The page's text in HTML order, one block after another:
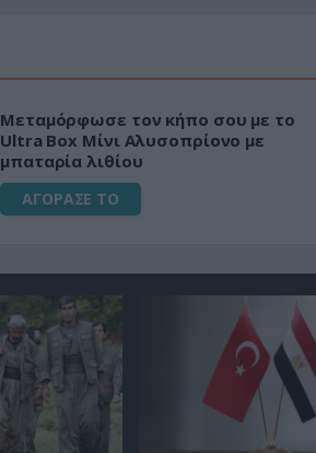
Μεταμόρφωσε τον κήπο σου με το
Ultra Box Μίνι Αλυσοπρίονο με
μπαταρία λιθίου
ΑΓΟΡΑΣΕ ΤΟ